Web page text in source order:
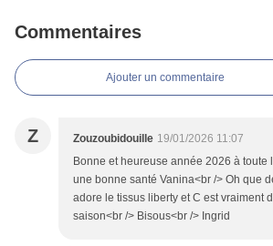
Commentaires
Ajouter un commentaire
Z Zouzoubidouille 19/01/2026 11:07
Bonne et heureuse année 2026 à toute
une bonne santé Vanina<br /> Oh que
adore le tissus liberty et C est vraiment
saison<br /> Bisous<br /> Ingrid